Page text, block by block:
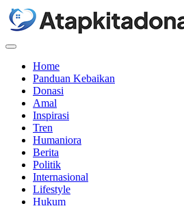
Menu
Home
Panduan Kebaikan
Donasi
Amal
Inspirasi
Tren
Humaniora
Berita
Politik
Internasional
Lifestyle
Hukum